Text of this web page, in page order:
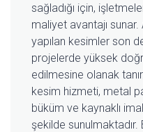
sağladığı için,
maliyet avantajı
yapılan kesimler son
projelerde yüksek
edilmesine olanak
kesim hizmeti, metal
büküm ve kaynaklı
şekilde